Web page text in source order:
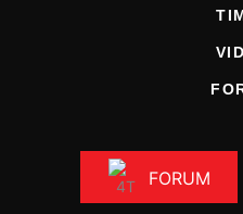
FORUM